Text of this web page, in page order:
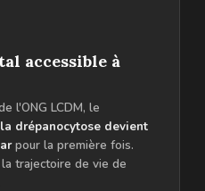
accessible à
l'ONG LCDM, le
drépanocytose devient
pour la première fois.
trajectoire de vie de